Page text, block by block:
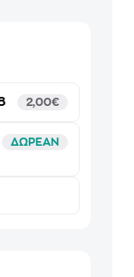
2,00€
ΔΩΡΕΑΝ